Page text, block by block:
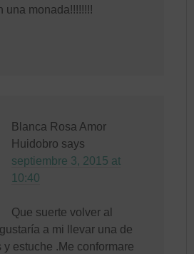
una monada!!!!!!!!
Blanca Rosa Amor
Huidobro says
septiembre 3, 2015 at
10:40
Que suerte volver al
a mi llevar una de
y estuche .Me conformare